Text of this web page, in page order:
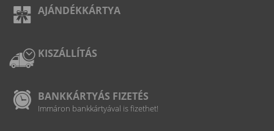
AJÁNDÉKKÁRTYA
KISZÁLLÍTÁS
BANKKÁRTYÁS FIZETÉS
Immáron bankkártyával is fizethet!